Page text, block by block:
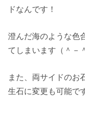
ドなんです！
澄んだ海のような色
てしまいます（＾－
また、両サイドのお
生石に変更も可能で